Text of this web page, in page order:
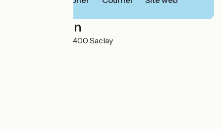
Localisation
2 route d'Orsay 91400 Saclay